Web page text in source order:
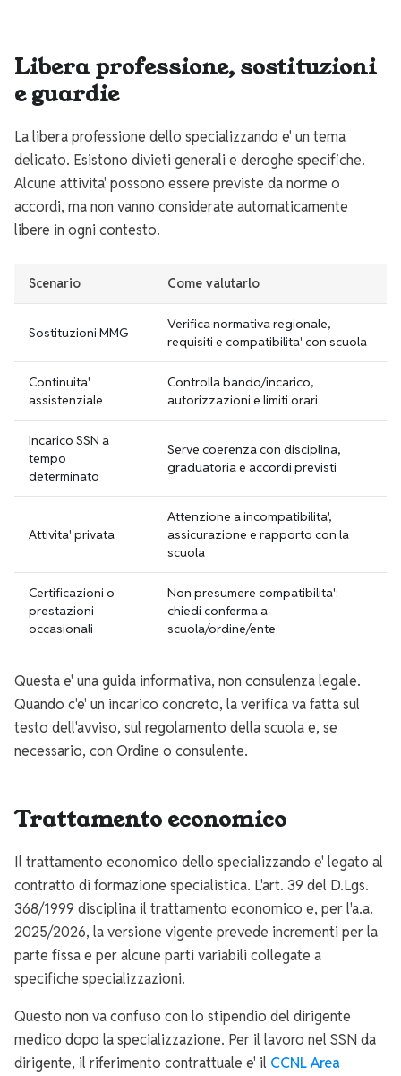
Libera professione, sostituzioni
e guardie
La libera professione dello specializzando e' un tema
delicato. Esistono divieti generali e deroghe specifiche.
Alcune attivita' possono essere previste da norme o
accordi, ma non vanno considerate automaticamente
libere in ogni contesto.
Scenario Come valutarlo
Sostituzioni MMG
Verifica normativa regionale,
requisiti e compatibilita' con scuola
Continuita'
assistenziale
Controlla bando/incarico,
autorizzazioni e limiti orari
Incarico SSN a
tempo
determinato
Serve coerenza con disciplina,
graduatoria e accordi previsti
Attivita' privata
Attenzione a incompatibilita',
assicurazione e rapporto con la
scuola
Certificazioni o
prestazioni
occasionali
Non presumere compatibilita':
chiedi conferma a
scuola/ordine/ente
Questa e' una guida informativa, non consulenza legale.
Quando c'e' un incarico concreto, la verifica va fatta sul
testo dell'avviso, sul regolamento della scuola e, se
necessario, con Ordine o consulente.
Trattamento economico
Il trattamento economico dello specializzando e' legato al
contratto di formazione specialistica. L'art. 39 del D.Lgs.
368/1999 disciplina il trattamento economico e, per l'a.a.
2025/2026, la versione vigente prevede incrementi per la
parte fissa e per alcune parti variabili collegate a
specifiche specializzazioni.
Questo non va confuso con lo stipendio del dirigente
medico dopo la specializzazione. Per il lavoro nel SSN da
dirigente, il riferimento contrattuale e' il CCNL Area